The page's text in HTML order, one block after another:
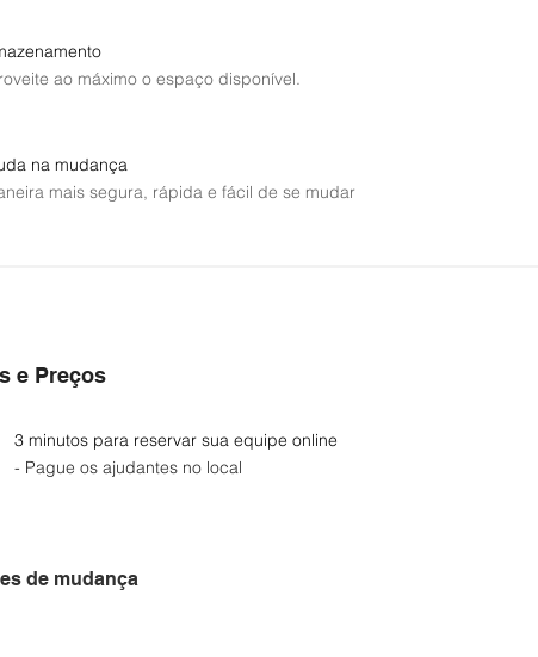
ao máximo o espaço disponível.
na mudança
mais segura, rápida e fácil de se mudar
e Preços
3 minutos para reservar sua equipe online
- Pague os ajudantes no local
de mudança